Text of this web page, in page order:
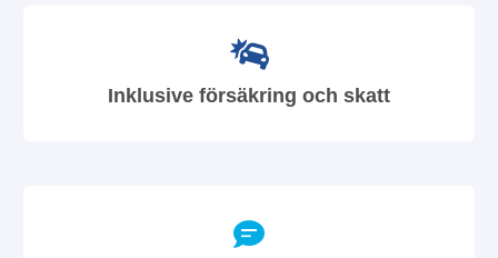
Inklusive försäkring och skatt